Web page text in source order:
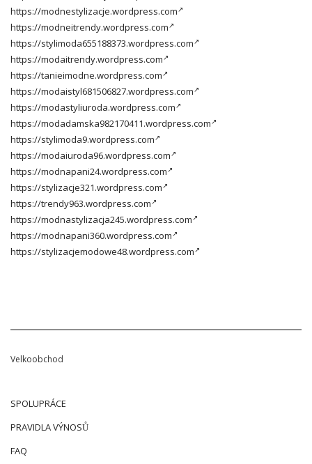
https://modnestylizacje.wordpress.com
https://modneitrendy.wordpress.com
https://stylimoda655188373.wordpress.com
https://modaitrendy.wordpress.com
https://tanieimodne.wordpress.com
https://modaistyl681506827.wordpress.com
https://modastyliuroda.wordpress.com
https://modadamska982170411.wordpress.com
https://stylimoda9.wordpress.com
https://modaiuroda96.wordpress.com
https://modnapani24.wordpress.com
https://stylizacje321.wordpress.com
https://trendy963.wordpress.com
https://modnastylizacja245.wordpress.com
https://modnapani360.wordpress.com
https://stylizacjemodowe48.wordpress.com
Velkoobchod
SPOLUPRÁCE
PRAVIDLA VÝNOSŮ
FAQ